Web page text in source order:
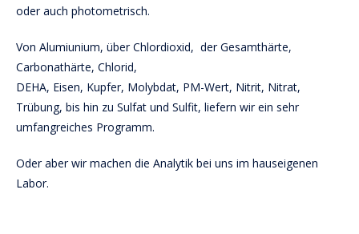
oder auch photometrisch.
Von Alumiunium, über Chlordioxid, der Gesamthärte,
Carbonathärte, Chlorid,
DEHA, Eisen, Kupfer, Molybdat, PM-Wert, Nitrit, Nitrat,
Trübung, bis hin zu Sulfat und Sulfit, liefern wir ein sehr
umfangreiches Programm.
Oder aber wir machen die Analytik bei uns im hauseigenen
Labor.